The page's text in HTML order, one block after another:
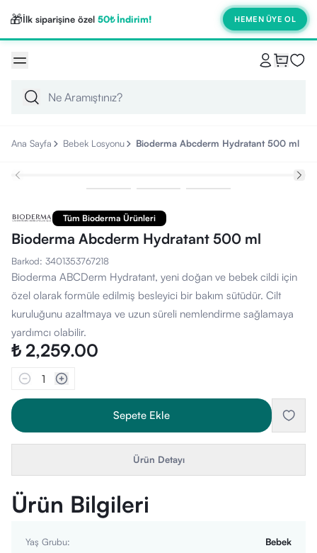
🎁İlk siparişine özel 50₺ İndirim! HEMEN ÜYE OL
Ana Sayfa Bebek Losyonu Bioderma Abcderm Hydratant 500 ml
Tüm Bioderma Ürünleri
Bioderma Abcderm Hydratant 500 ml
Barkod: 3401353767218
Bioderma ABCDerm Hydratant, yeni doğan ve bebek cildi için
özel olarak formüle edilmiş besleyici bir bakım sütüdür. Cilt
kuruluğunu azaltmaya ve uzun süreli nemlendirme sağlamaya
yardımcı olabilir.
₺ 2,259.00
1
Sepete Ekle
Ürün Detayı
Ürün Bilgileri
Yaş Grubu: Bebek